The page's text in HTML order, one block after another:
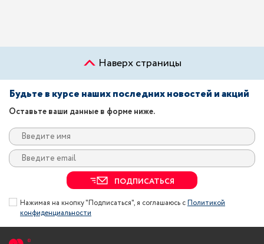
Наверх страницы
Будьте в курсе наших последних новостей и акций
Оставьте ваши данные в форме ниже.
ПОДПИСАТЬСЯ
Нажимая на кнопку "Подписаться", я соглашаюсь сПолитикой
конфиденциальности